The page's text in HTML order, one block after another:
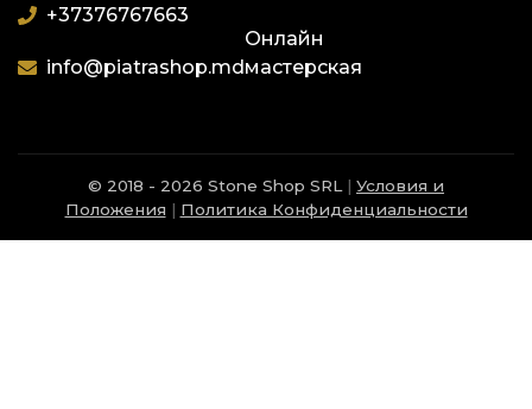
+37376767663
info@piatrashop.md
Онлайн
мастерская
© 2018 - 2026 Stone Shop SRL| Условия и
Положения | Политика Конфиденциальности